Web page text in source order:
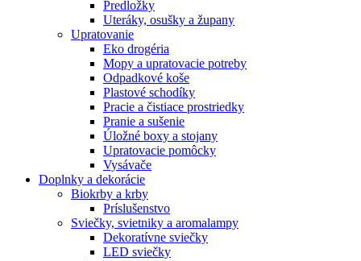
Predložky
Uteráky, osušky a župany
Upratovanie
Eko drogéria
Mopy a upratovacie potreby
Odpadkové koše
Plastové schodíky
Pracie a čistiace prostriedky
Pranie a sušenie
Úložné boxy a stojany
Upratovacie pomôcky
Vysávače
Doplnky a dekorácie
Biokrby a krby
Príslušenstvo
Sviečky, svietniky a aromalampy
Dekoratívne sviečky
LED sviečky